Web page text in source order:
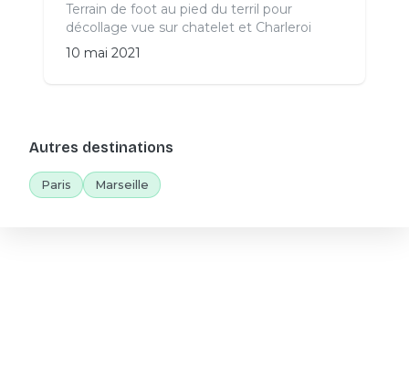
Terrain de foot au pied du terril pour
décollage vue sur chatelet et Charleroi
10 mai 2021
Autres destinations
Paris Marseille